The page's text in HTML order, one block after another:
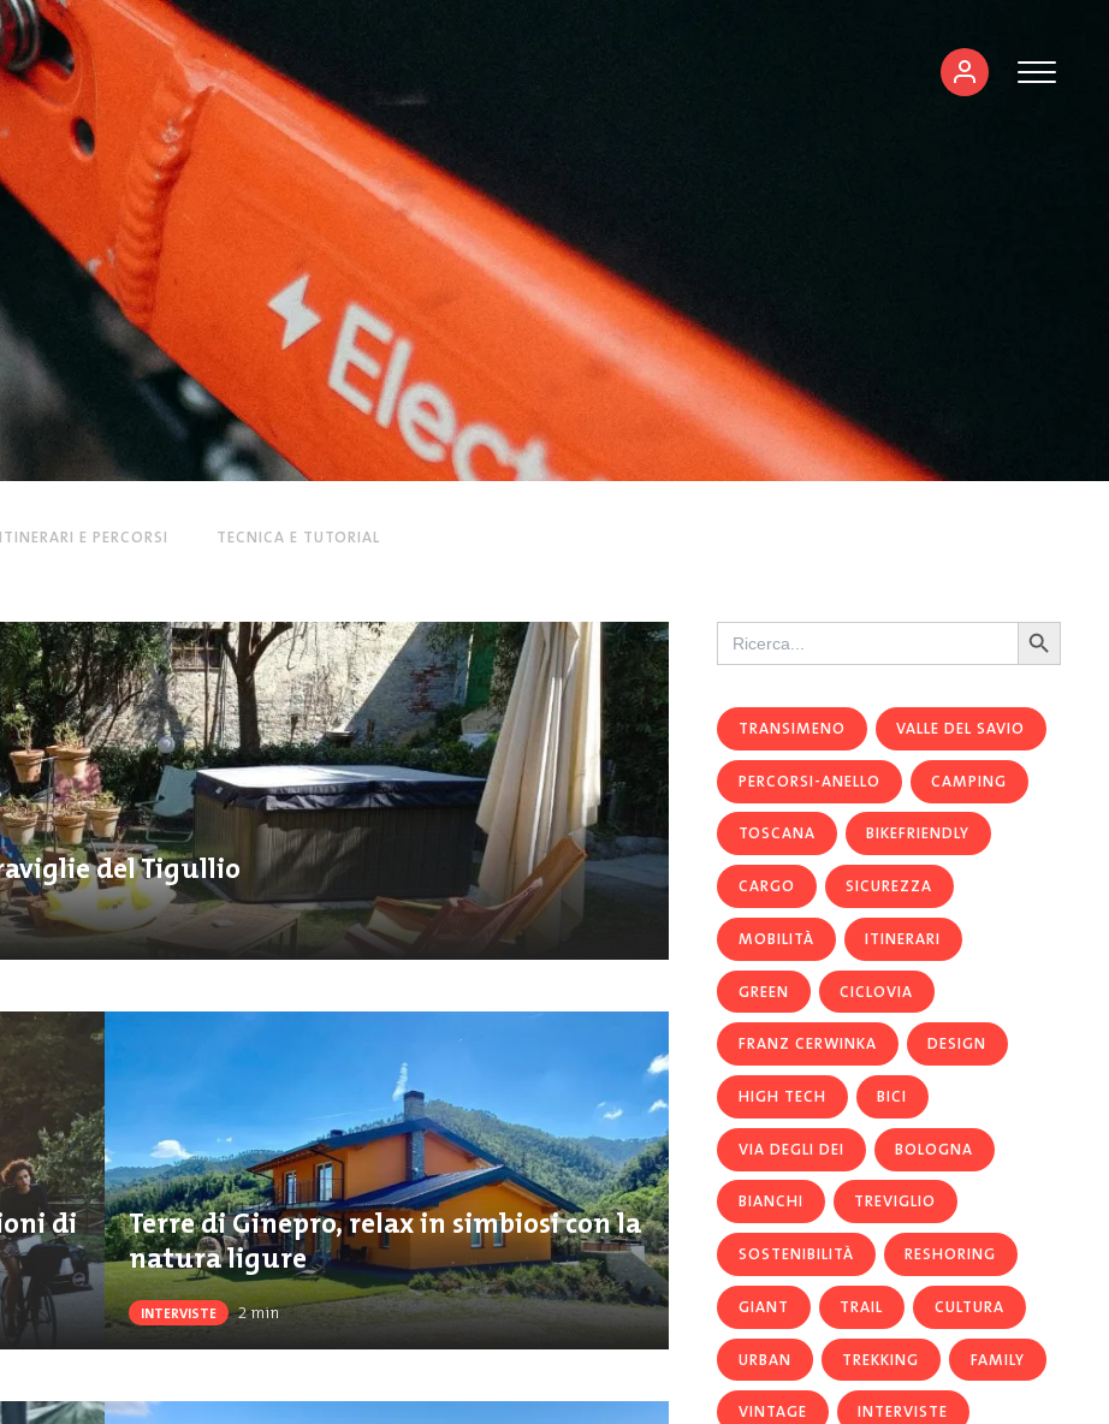
ITINERARI E PERCORSI TECNICA E TUTORIAL
del Tigullio
di
Terre di Ginepro, relax in simbiosi con la
natura ligure
INTERVISTE 2min
Search
for:
Search Button
TRANSIMENO VALLE DEL SAVIO
PERCORSI-ANELLO CAMPING
TOSCANA BIKEFRIENDLY
CARGO SICUREZZA
MOBILITÀ ITINERARI
GREEN CICLOVIA
FRANZ CERWINKA DESIGN
HIGH TECH BICI
VIA DEGLI DEI BOLOGNA
BIANCHI TREVIGLIO
SOSTENIBILITÀ RESHORING
GIANT TRAIL CULTURA
URBAN TREKKING FAMILY
VINTAGE INTERVISTE